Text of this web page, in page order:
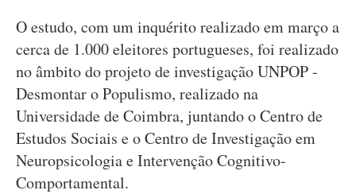
O estudo, com um inquérito realizado em março a
cerca de 1.000 eleitores portugueses, foi realizado
no âmbito do projeto de investigação UNPOP -
Desmontar o Populismo, realizado na
Universidade de Coimbra, juntando o Centro de
Estudos Sociais e o Centro de Investigação em
Neuropsicologia e Intervenção Cognitivo-
Comportamental.